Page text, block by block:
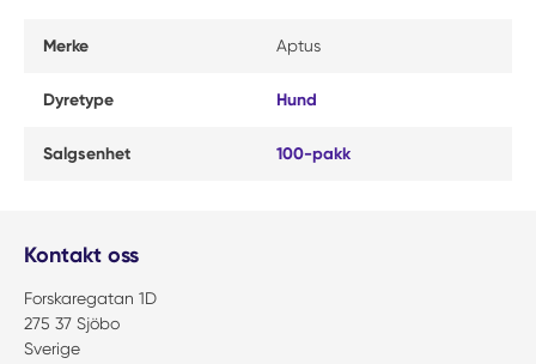
Merke Aptus
Dyretype Hund
Salgsenhet 100-pakk
Kontakt oss
Forskaregatan 1D
275 37 Sjöbo
Sverige